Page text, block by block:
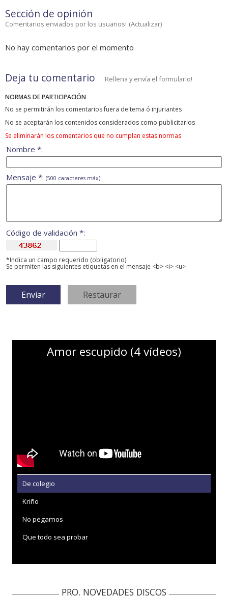
Sección de opinión
Comentarios enviados por los usuarios! (Actualizar)
No hay comentarios por el momento
Deja tu comentario Rellena y envía el formulario!
NORMAS DE PARTICIPACIÓN
No se permitirán los comentarios fuera de tema ó injuriantes
No se aceptarán los contenidos considerados como publicitarios
Se eliminarán los comentarios que no cumplan estas normas
Nombre *:
Mensaje *: (500 caracteres máx)
Código de validación *:
*Indica un campo requerido (obligatorio)
Se permiten las siguientes etiquetas en el mensaje <b> <i> <u>
Amor escupido (4 vídeos)
De colegio
Kriño
No pegamos
Que todo sea probar
PRO. NOVEDADES DISCOS